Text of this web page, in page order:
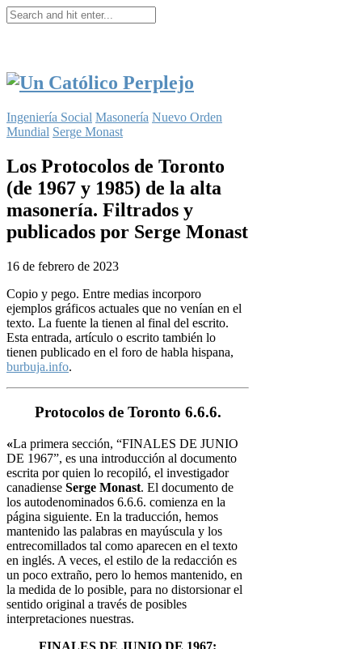
Ingeniería Social Masonería Nuevo Orden
Mundial Serge Monast
Los Protocolos de Toronto
(de 1967 y 1985) de la alta
masonería. Filtrados y
publicados por Serge Monast
16 de febrero de 2023
Copio y pego. Entre medias incorporo
ejemplos gráficos actuales que no venían en el
texto. La fuente la tienen al final del escrito.
Esta entrada, artículo o escrito también lo
tienen publicado en el foro de habla hispana,
burbuja.info.
Protocolos de Toronto 6.6.6.
«La primera sección, “FINALES DE JUNIO
DE 1967”, es una introducción al documento
escrita por quien lo recopiló, el investigador
canadiense Serge Monast. El documento de
los autodenominados 6.6.6. comienza en la
página siguiente. En la traducción, hemos
mantenido las palabras en mayúscula y los
entrecomillados tal como aparecen en el texto
en inglés. A veces, el estilo de la redacción es
un poco extraño, pero lo hemos mantenido, en
la medida de lo posible, para no distorsionar el
sentido original a través de posibles
interpretaciones nuestras.
FINALES DE JUNIO DE 1967: